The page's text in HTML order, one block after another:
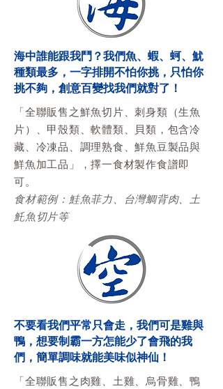
海中誰能跟我鬥？我們魚、蝦、蚵、魷
種類最多，一字排開不怕你挑，只怕你
挑不夠，創意百變找我們就對了！
「全聯販售之鮮魚切片、刺身類（生魚
片）、甲殼類、軟體類、貝類，包含冷
藏、冷凍品、調理熟食、鮮魚豆製品與
鮮魚加工品」，擇一食材製作食譜即
可。
食材範例：鮭魚菲力、台灣鯛背肉、土
魠魚切片等
不要看我們平常只會走，我們可是雞與
鴨，想要制霸一方怎能少了會飛的我
們，簡單調味就能美味似神仙！
「全聯販售之肉雞、土雞、烏骨雞、鴨